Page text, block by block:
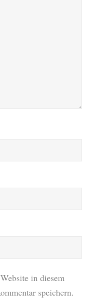
in diesem
speichern.